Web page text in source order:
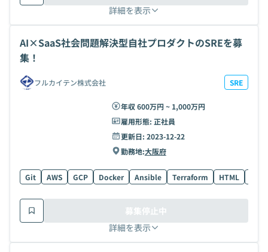
詳細を表示
AI×SaaS社会問題解決型自社プロダクトのSREを募
集！
フルカイテン株式会社 SRE
年収 600万円 ~ 1,000万円
雇用形態: 正社員
更新日: 2023-12-22
勤務地:大阪府
Git AWS GCP Docker Ansible Terraform HTML
詳細を表示
募集停止中